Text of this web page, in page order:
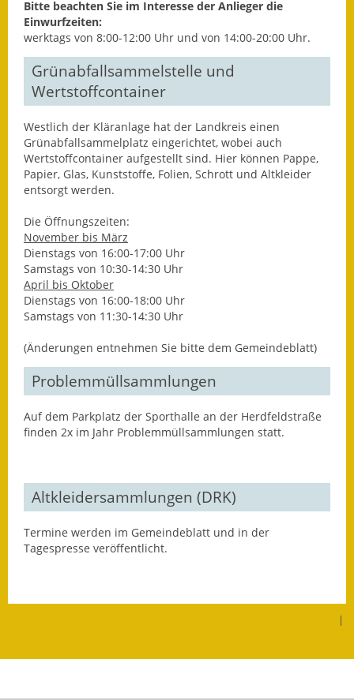
Sitzungsberichte 2016
Sitzungsberichte 2017
Sitzungsberichte 2020
Getrennte
Abwassergebühr
Haushaltspläne
Jahresabschlüsse
Bitte beachten Sie im Interesse der Anlieger die
Einwurfzeiten:
werktags von 8:00-12:00 Uhr und von 14:00-20:00 Uhr.
Grünabfallsammelstelle und
Wertstoffcontainer
Westlich der Kläranlage hat der Landkreis einen
Grünabfallsammelplatz eingerichtet, wobei auch
Wertstoffcontainer aufgestellt sind. Hier können Pappe,
Papier, Glas, Kunststoffe, Folien, Schrott und Altkleider
entsorgt werden.
Die Öffnungszeiten:
November bis März
Dienstags von 16:00-17:00 Uhr
Samstags von 10:30-14:30 Uhr
April bis Oktober
Dienstags von 16:00-18:00 Uhr
Samstags von 11:30-14:30 Uhr
(Änderungen entnehmen Sie bitte dem Gemeindeblatt)
Problemmüllsammlungen
Auf dem Parkplatz der Sporthalle an der Herdfeldstraße
finden 2x im Jahr Problemmüllsammlungen statt.
Altkleidersammlungen (DRK)
Termine werden im Gemeindeblatt und in der
Tagespresse veröffentlicht.
|